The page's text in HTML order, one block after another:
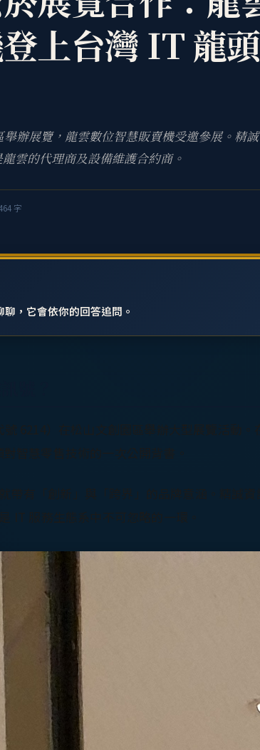
上台灣 IT 龍
辦展覽，龍雲數位智慧販賣機受邀參展。精誠
雲的代理商及設備維護合約商。
字
，它會依你的回答追問。